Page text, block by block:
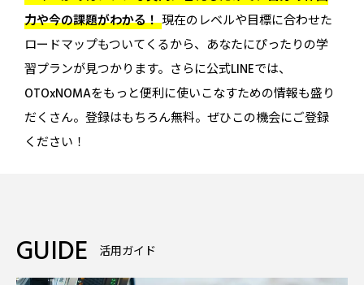
力や今の課題がわかる！現在のレベルや目標に合わせた
ロードマップもついてくるから、あなたにぴったりの学
習プランが見つかります。さらに公式LINEでは、
OTOxNOMAをもっと便利に使いこなすための情報も盛り
だくさん。登録はもちろん無料。ぜひこの機会にご登録
ください！
GUIDE 活用ガイド